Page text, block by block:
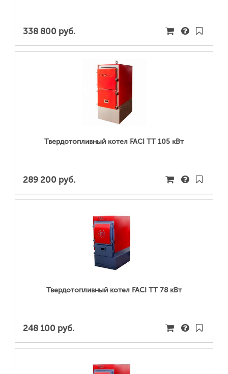
338 800 руб.
ПОДРОБНЕЕ...
Твердотопливный котел FACI TT 105 кВт
289 200 руб.
ПОДРОБНЕЕ...
Твердотопливный котел FACI TT 78 кВт
248 100 руб.